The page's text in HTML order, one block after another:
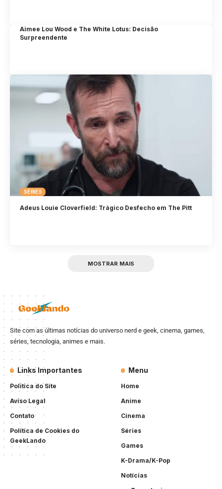
Aimee Lou Wood e The White Lotus: Decisão
Surpreendente
SÉRIES
Adeus Louie Cloverfield: Trágico Desfecho em The Pitt
MOSTRAR MAIS
Site com as últimas notícias do universo nerd e geek, cinema, games,
séries, tecnologia, animes e mais.
Links Importantes
Politica do Site
Aviso Legal
Contato
Política de Cookies do
GeekLando
Menu
Home
Anime
Cinema
Séries
Games
K-Drama/K-Pop
Notícias